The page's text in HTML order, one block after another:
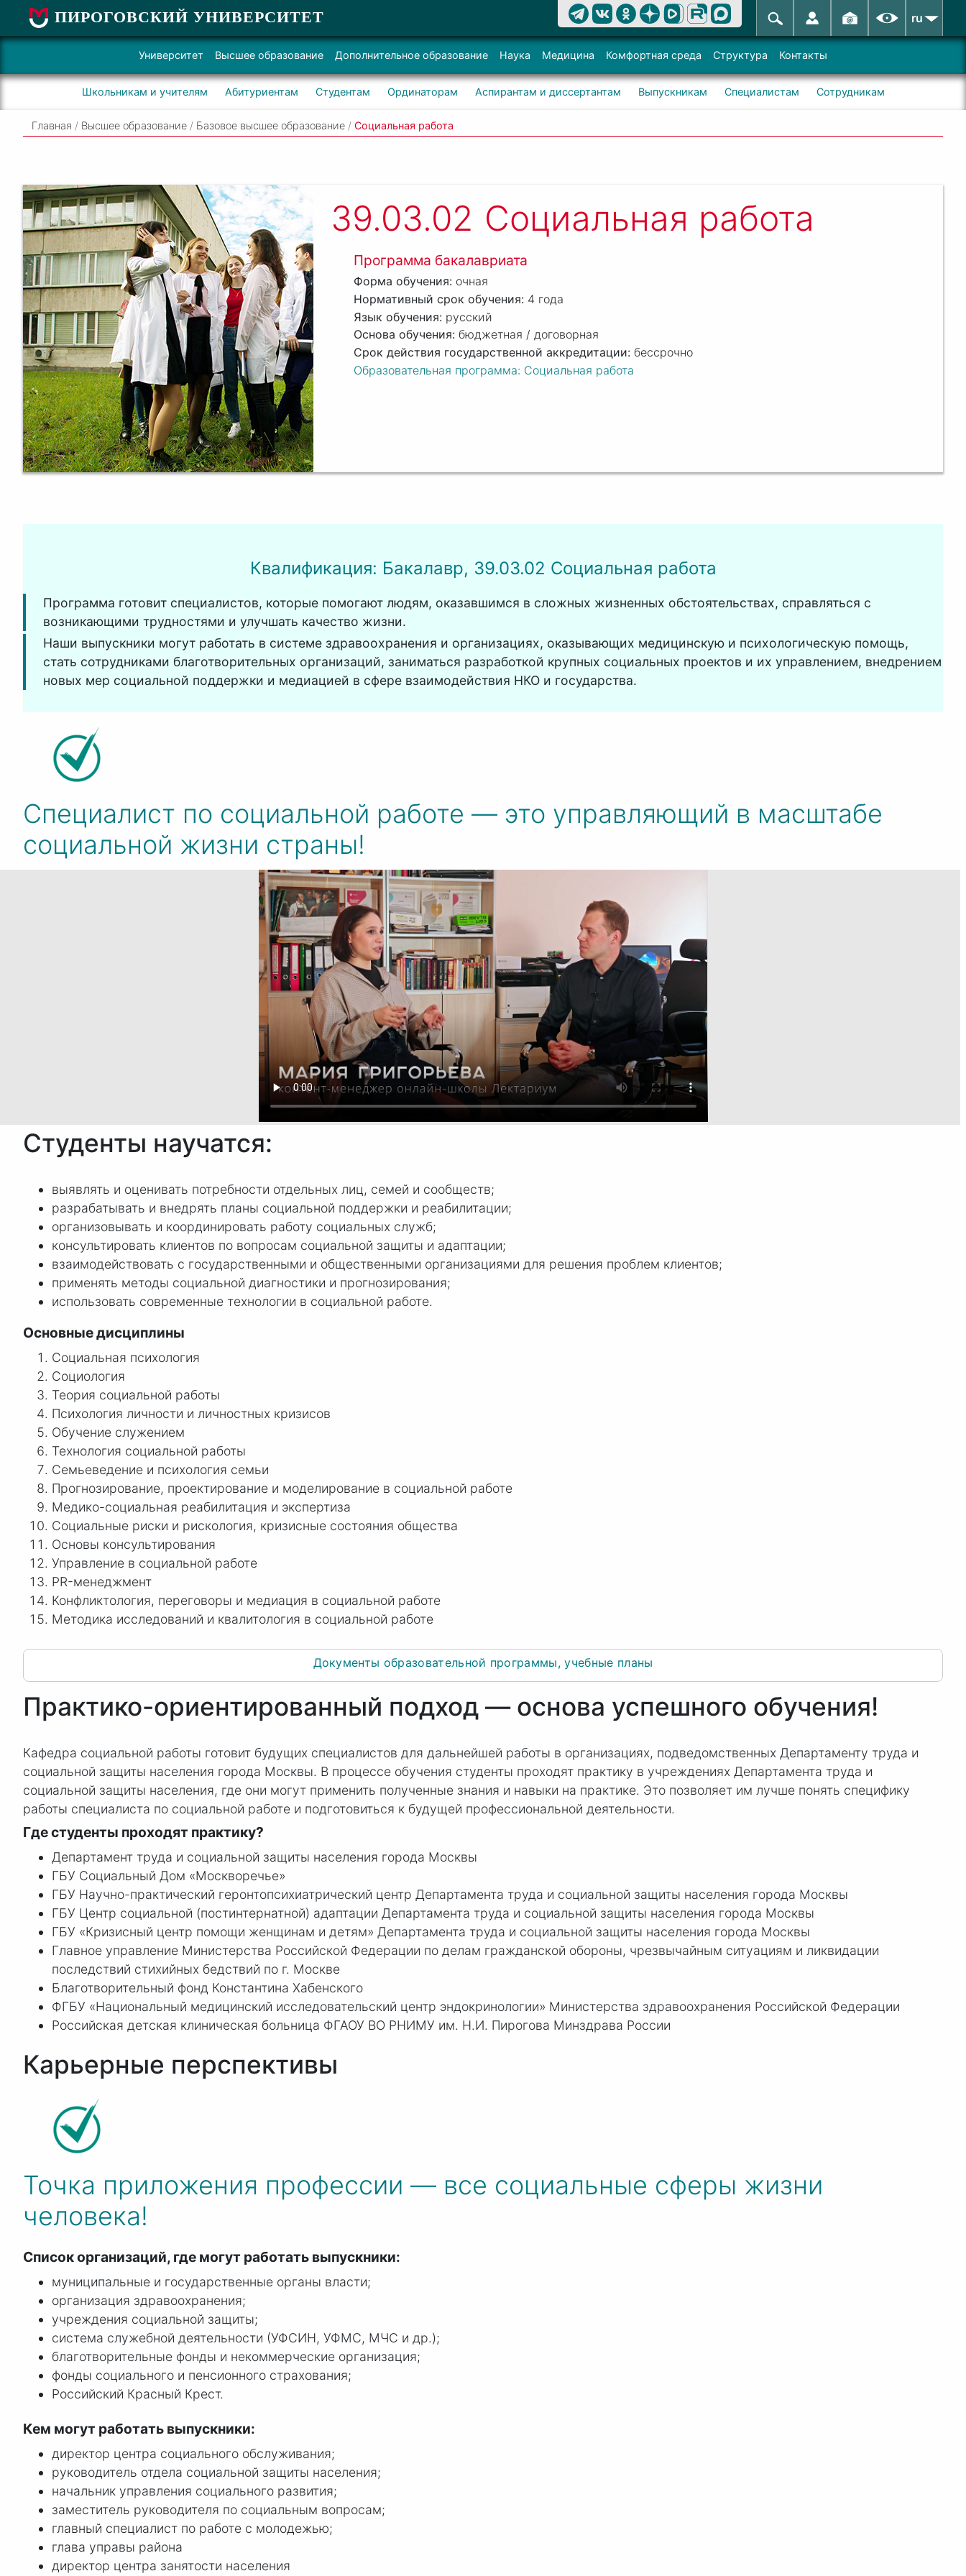
ПИРОГОВСКИЙ УНИВЕРСИТЕТ ru
Университет Высшее образование Дополнительное образование Наука Медицина Комфортная среда Структура Контакты
Школьникам и учителям Абитуриентам Студентам Ординаторам Аспирантам и диссертантам Выпускникам Специалистам Сотрудникам
Главная / Высшее образование / Базовое высшее образование / Социальная работа
39.03.02 Социальная работа
Программа бакалавриата
очная
4 года
русский
бюджетная / договорная
бессрочно
Образовательная программа: Социальная работа
Квалификация: Бакалавр, 39.03.02 Социальная работа
Программа готовит специалистов, которые помогают людям, оказавшимся в сложных жизненных обстоятельствах, справляться с
возникающими трудностями и улучшать качество жизни.
Наши выпускники могут работать в системе здравоохранения и организациях, оказывающих медицинскую и психологическую помощь,
стать сотрудниками благотворительных организаций, заниматься разработкой крупных социальных проектов и их управлением, внедрением
новых мер социальной поддержки и медиацией в сфере взаимодействия НКО и государства.
Специалист по социальной работе — это управляющий в масштабе
социальной жизни страны!
Студенты научатся:
выявлять и оценивать потребности отдельных лиц, семей и сообществ;
разрабатывать и внедрять планы социальной поддержки и реабилитации;
организовывать и координировать работу социальных служб;
консультировать клиентов по вопросам социальной защиты и адаптации;
взаимодействовать с государственными и общественными организациями для решения проблем клиентов;
применять методы социальной диагностики и прогнозирования;
использовать современные технологии в социальной работе.
Основные дисциплины
Социальная психология
Социология
Теория социальной работы
Психология личности и личностных кризисов
Обучение служением
Технология социальной работы
Семьеведение и психология семьи
Прогнозирование, проектирование и моделирование в социальной работе
Медико-социальная реабилитация и экспертиза
Социальные риски и рискология, кризисные состояния общества
Основы консультирования
Управление в социальной работе
PR-менеджмент
Конфликтология, переговоры и медиация в социальной работе
Методика исследований и квалитология в социальной работе
Документы образовательной программы, учебные планы
Практико-ориентированный подход — основа успешного обучения!
Кафедра социальной работы готовит будущих специалистов для дальнейшей работы в организациях, подведомственных Департаменту труда и
социальной защиты населения города Москвы. В процессе обучения студенты проходят практику в учреждениях Департамента труда и
социальной защиты населения, где они могут применить полученные знания и навыки на практике. Это позволяет им лучше понять специфику
работы специалиста по социальной работе и подготовиться к будущей профессиональной деятельности.
Где студенты проходят практику?
Департамент труда и социальной защиты населения города Москвы
ГБУ Социальный Дом «Москворечье»
ГБУ Научно-практический геронтопсихиатрический центр Департамента труда и социальной защиты населения города Москвы
ГБУ Центр социальной (постинтернатной) адаптации Департамента труда и социальной защиты населения города Москвы
ГБУ «Кризисный центр помощи женщинам и детям» Департамента труда и социальной защиты населения города Москвы
Главное управление Министерства Российской Федерации по делам гражданской обороны, чрезвычайным ситуациям и ликвидации
последствий стихийных бедствий по г. Москве
Благотворительный фонд Константина Хабенского
ФГБУ «Национальный медицинский исследовательский центр эндокринологии» Министерства здравоохранения Российской Федерации
Российская детская клиническая больница ФГАОУ ВО РНИМУ им. Н.И. Пирогова Минздрава России
Карьерные перспективы
Точка приложения профессии — все социальные сферы жизни
человека!
Список организаций, где могут работать выпускники:
муниципальные и государственные органы власти;
организация здравоохранения;
учреждения социальной защиты;
система служебной деятельности (УФСИН, УФМС, МЧС и др.);
благотворительные фонды и некоммерческие организация;
фонды социального и пенсионного страхования;
Российский Красный Крест.
Кем могут работать выпускники:
директор центра социального обслуживания;
руководитель отдела социальной защиты населения;
начальник управления социального развития;
заместитель руководителя по социальным вопросам;
главный специалист по работе с молодежью;
глава управы района
директор центра занятости населения